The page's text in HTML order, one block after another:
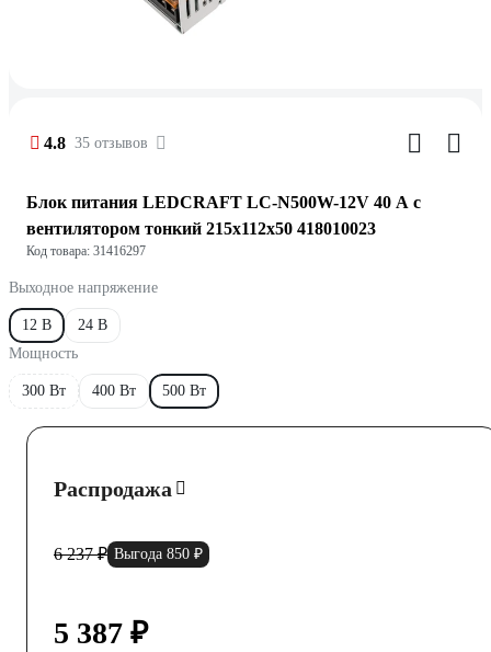
4.8 35 отзывов
Блок питания LEDCRAFT LC-N500W-12V 40 А с
вентилятором тонкий 215x112x50 418010023
Код товара: 31416297
Выходное напряжение
12 В
24 В
Мощность
300 Вт 400 Вт 500 Вт
Распродажа
6 237 ₽ Выгода 850 ₽
5 387 ₽